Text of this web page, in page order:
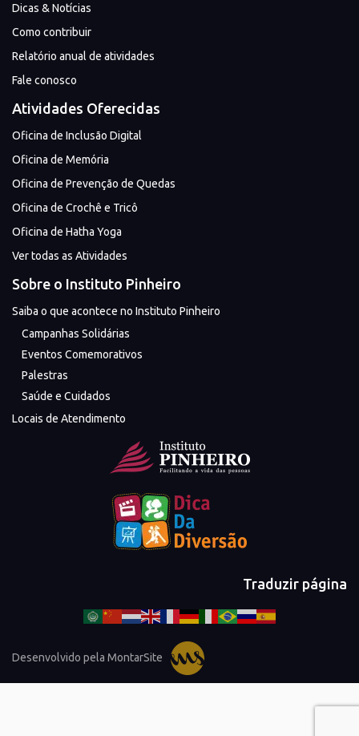
Dicas & Notícias
Como contribuir
Relatório anual de atividades
Fale conosco
Atividades Oferecidas
Oficina de Inclusão Digital
Oficina de Memória
Oficina de Prevenção de Quedas
Oficina de Crochê e Tricô
Oficina de Hatha Yoga
Ver todas as Atividades
Sobre o Instituto Pinheiro
Saiba o que acontece no Instituto Pinheiro
Campanhas Solidárias
Eventos Comemorativos
Palestras
Saúde e Cuidados
Locais de Atendimento
Traduzir página
Desenvolvido pela MontarSite